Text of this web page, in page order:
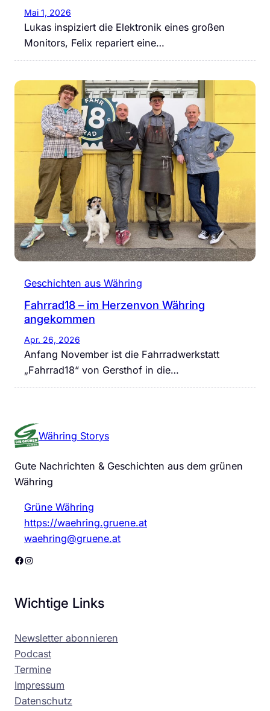
Mai 1, 2026
Lukas inspiziert die Elektronik eines großen
Monitors, Felix repariert eine…
Geschichten aus Währing
Fahrrad18 – im Herzenvon Währing
angekommen
Apr. 26, 2026
Anfang November ist die Fahrradwerkstatt
„Fahrrad18“ von Gersthof in die…
Währing Storys
Gute Nachrichten & Geschichten aus dem grünen
Währing
Grüne Währing
https://waehring.gruene.at
waehring@gruene.at
Facebook Instagram
Wichtige Links
Newsletter abonnieren
Podcast
Termine
Impressum
Datenschutz